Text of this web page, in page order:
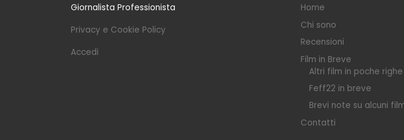
Giornalista Professionista
Privacy e Cookie Policy
Accedi
Home
Chi sono
Recensioni
Film in Breve
Altri film in poche righe
Feff22 in breve
Brevi note su alcuni
Contatti